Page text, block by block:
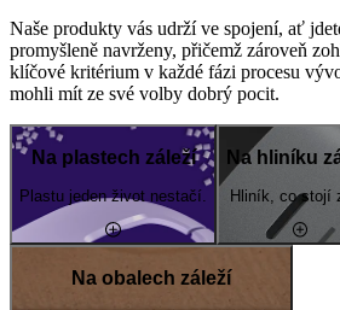
Naše produkty vás udrží ve spojení, ať
promyšleně navrženy, přičemž zároveň
klíčové kritérium v každé fázi procesu
mohli mít ze své volby dobrý pocit.
Na plastech záleží
Plastu jeden život nestačí.
Na hliníku
Hliník, co stojí
Na obalech záleží